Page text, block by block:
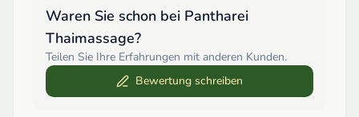
Waren Sie schon bei Pantharei
Thaimassage?
Teilen Sie Ihre Erfahrungen mit anderen Kunden.
Bewertung schreiben